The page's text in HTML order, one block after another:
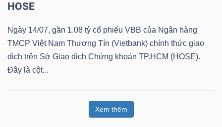
HOSE
Ngày 14/07, gần 1.08 tỷ cổ phiếu VBB của Ngân hàng
TMCP Việt Nam Thương Tín (Vietbank) chính thức giao
dịch trên Sở Giao dịch Chứng khoán TP.HCM (HOSE).
Đây là cột...
Xem thêm
Dữ
liệu
tài